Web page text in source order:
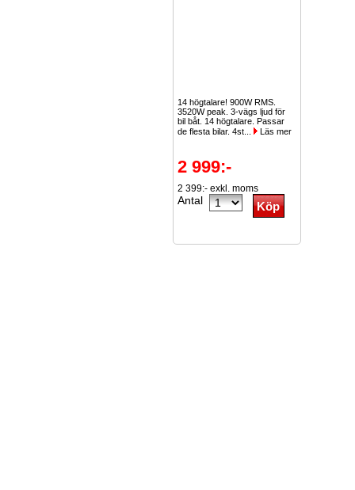
14 högtalare! 900W RMS.
3520W peak. 3-vägs ljud för
bil båt. 14 högtalare. Passar
de flesta bilar. 4st...
Läs mer
2 999:-
2 399:- exkl. moms
Antal